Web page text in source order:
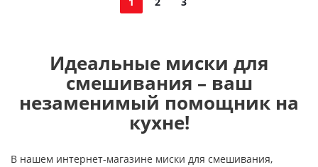
Идеальные миски для
смешивания – ваш
незаменимый помощник на
кухне!
В нашем интернет-магазине миски для смешивания,